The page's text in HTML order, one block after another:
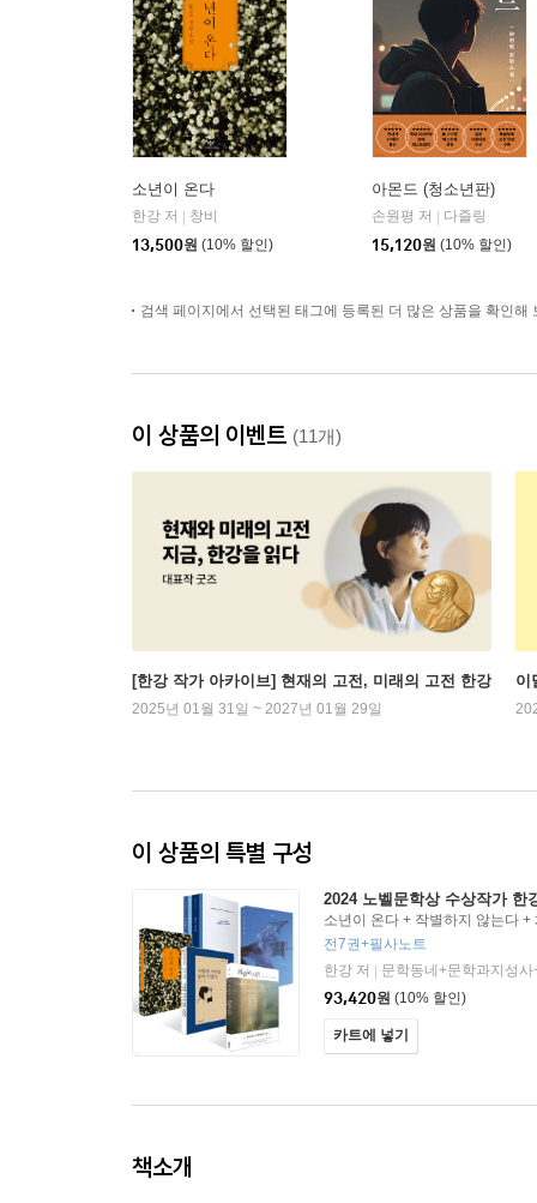
소년이 온다
한강 저
창비
13,500원 (10% 할인)
아몬드 (청소년판)
손원평 저
다즐링
15,120원 (10% 할인)
검색 페이지에서 선택된 태그에 등록된 더 많은 상품을 확인해
이 상품의 이벤트 (11개)
[한강 작가 아카이브] 현재의 고전, 미래의 고전 한강
2025년 01월 31일 ~ 2027년 01월 29일
이
이 상품의 특별 구성
2024 노벨문학상 수상작가 한
소년이 온다 + 작별하지 않는다 +
검은 사슴 + 희랍어 시간 + 서랍
전7권+필사노트
한강 저
문학동네+문학과지성사
93,420원 (10% 할인)
카트에 넣기
책소개